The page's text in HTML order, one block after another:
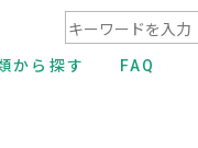
から探す FAQ
検索キーワード入力